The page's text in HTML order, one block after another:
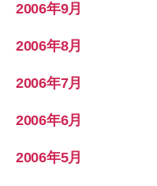
2006年9月
2006年8月
2006年7月
2006年6月
2006年5月